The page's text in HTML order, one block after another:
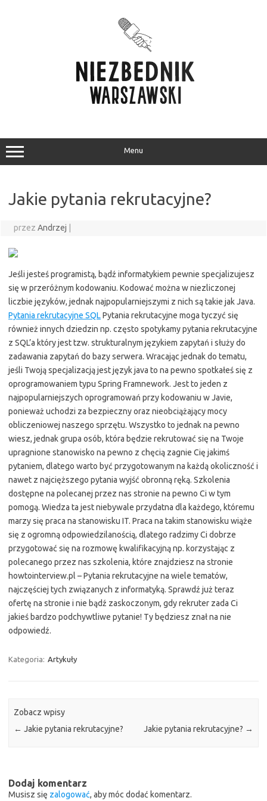
Menu
Jakie pytania rekrutacyjne?
przez Andrzej
Jeśli jesteś programistą, bądź informatykiem pewnie specjalizujesz
się w przeróżnym kodowaniu. Kodować można w niezliczonej
liczbie języków, jednak najpopularniejszymi z nich są takie jak Java.
Pytania rekrutacyjne SQLPytania rekrutacyjne moga tyczyć się
również innych dziedzin np. często spotykamy pytania rekrutacyjne
z SQL’a który jest tzw. strukturalnym językiem zapytań i służy do
zadawania zapytań do bazy serwera. Wracając jednak do tematu,
jeśli Twoją specjalizacją jest język java to na pewno spotkałeś się z
oprogramowaniem typu Spring Framnework. Jest to jeden z
najpopularniejszych oprogramowań przy kodowaniu w Javie,
ponieważ uchodzi za bezpieczny oraz nieobciążający mocy
obliczeniowej naszego sprzętu. Wszystko to jednak na pewno
wiesz, jednak grupa osób, która będzie rekrutować się na Twoje
upragnione stanowisko na pewno z chęcią zagnie Cię jakimś
pytaniem, dlatego warto być przygotowanym na każdą okoliczność i
nawet z najcięższego pytania wyjść obronną ręką. Szkolenia
dostępne na polecanej przez nas stronie na pewno Ci w tym
pomogą. Wiedza ta jest niebywale przydatna dla każdego, któremu
marzy się praca na stanowisku IT. Praca na takim stanowisku wiąże
się z ogromną odpowiedzilanością, dlatego radzimy Ci dobrze
przygotować się na rozmowę kwalifikacyjną np. korzystając z
polecanego przez nas szkolenia, które znajdziesz na stronie
howtointerview.pl – Pytania rekrutacyjne na wiele tematów,
najczęściej tych związanych z informatyką. Sprawdź już teraz
ofertę na stronie i nie bądź zaskoczonym, gdy rekruter zada Ci
jakieś bardzo podchywtliwe pytanie! Ty będziesz znał na nie
odpowiedź.
Kategoria: Artykuły
Zobacz wpisy
← Jakie pytania rekrutacyjne? Jakie pytania rekrutacyjne? →
Dodaj komentarz
Musisz się zalogować, aby móc dodać komentarz.